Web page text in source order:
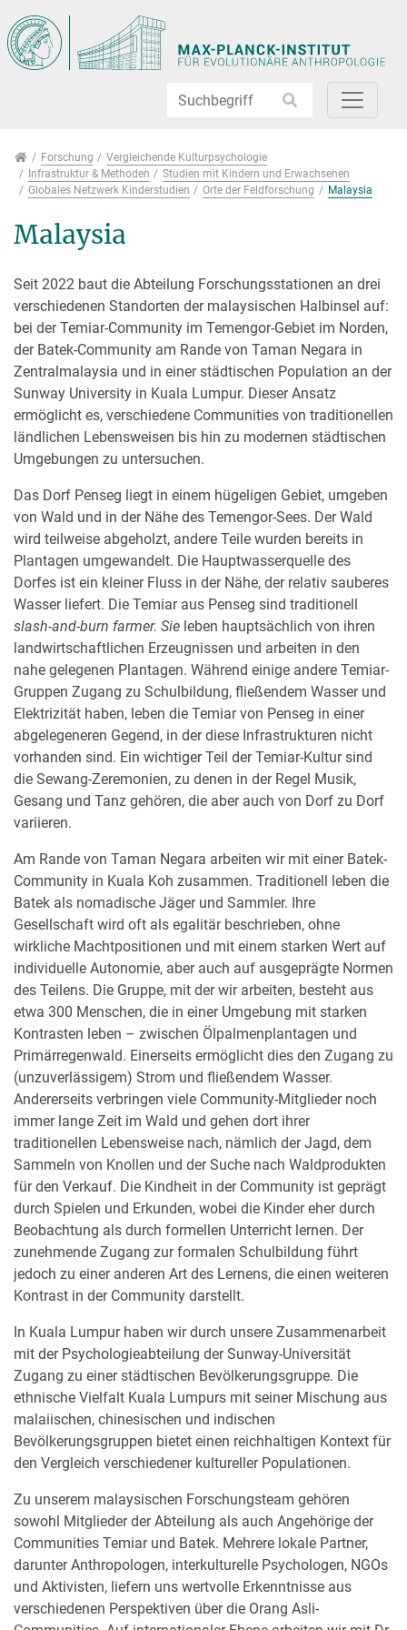
Forschung
Forschung
Vergleichende Kulturpsychologie
Infrastruktur & Methoden
Studien mit Kindern und Erwachsenen
Globales Netzwerk Kinderstudien
Orte der Feldforschung Malaysia
Malaysia
Seit 2022 baut die Abteilung Forschungsstationen an drei
verschiedenen Standorten der malaysischen Halbinsel auf:
bei der Temiar-Community im Temengor-Gebiet im Norden,
der Batek-Community am Rande von Taman Negara in
Zentralmalaysia und in einer städtischen Population an der
Sunway University in Kuala Lumpur. Dieser Ansatz
ermöglicht es, verschiedene Communities von traditionellen
ländlichen Lebensweisen bis hin zu modernen städtischen
Umgebungen zu untersuchen.
Das Dorf Penseg liegt in einem hügeligen Gebiet, umgeben
von Wald und in der Nähe des Temengor-Sees. Der Wald
wird teilweise abgeholzt, andere Teile wurden bereits in
Plantagen umgewandelt. Die Hauptwasserquelle des
Dorfes ist ein kleiner Fluss in der Nähe, der relativ sauberes
Wasser liefert. Die Temiar aus Penseg sind traditionell
slash-and-burn farmer. Sie leben hauptsächlich von ihren
landwirtschaftlichen Erzeugnissen und arbeiten in den
nahe gelegenen Plantagen. Während einige andere Temiar-
Gruppen Zugang zu Schulbildung, fließendem Wasser und
Elektrizität haben, leben die Temiar von Penseg in einer
abgelegeneren Gegend, in der diese Infrastrukturen nicht
vorhanden sind. Ein wichtiger Teil der Temiar-Kultur sind
die Sewang-Zeremonien, zu denen in der Regel Musik,
Gesang und Tanz gehören, die aber auch von Dorf zu Dorf
variieren.
Am Rande von Taman Negara arbeiten wir mit einer Batek-
Community in Kuala Koh zusammen. Traditionell leben die
Batek als nomadische Jäger und Sammler. Ihre
Gesellschaft wird oft als egalitär beschrieben, ohne
wirkliche Machtpositionen und mit einem starken Wert auf
individuelle Autonomie, aber auch auf ausgeprägte Normen
des Teilens. Die Gruppe, mit der wir arbeiten, besteht aus
etwa 300 Menschen, die in einer Umgebung mit starken
Kontrasten leben – zwischen Ölpalmenplantagen und
Primärregenwald. Einerseits ermöglicht dies den Zugang zu
(unzuverlässigem) Strom und fließendem Wasser.
Andererseits verbringen viele Community-Mitglieder noch
immer lange Zeit im Wald und gehen dort ihrer
traditionellen Lebensweise nach, nämlich der Jagd, dem
Sammeln von Knollen und der Suche nach Waldprodukten
für den Verkauf. Die Kindheit in der Community ist geprägt
durch Spielen und Erkunden, wobei die Kinder eher durch
Beobachtung als durch formellen Unterricht lernen. Der
zunehmende Zugang zur formalen Schulbildung führt
jedoch zu einer anderen Art des Lernens, die einen weiteren
Kontrast in der Community darstellt.
In Kuala Lumpur haben wir durch unsere Zusammenarbeit
mit der Psychologieabteilung der Sunway-Universität
Zugang zu einer städtischen Bevölkerungsgruppe. Die
ethnische Vielfalt Kuala Lumpurs mit seiner Mischung aus
malaiischen, chinesischen und indischen
Bevölkerungsgruppen bietet einen reichhaltigen Kontext für
den Vergleich verschiedener kultureller Populationen.
Zu unserem malaysischen Forschungsteam gehören
sowohl Mitglieder der Abteilung als auch Angehörige der
Communities Temiar und Batek. Mehrere lokale Partner,
darunter Anthropologen, interkulturelle Psychologen, NGOs
und Aktivisten, liefern uns wertvolle Erkenntnisse aus
verschiedenen Perspektiven über die Orang Asli-